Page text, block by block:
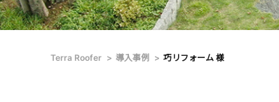
Terra Roofer 導入事例 巧リフォーム 様